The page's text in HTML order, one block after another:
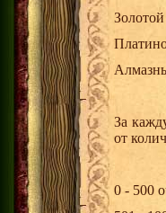
Золотой
За
от
0 - 500